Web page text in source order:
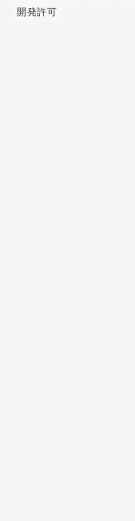
開発許可